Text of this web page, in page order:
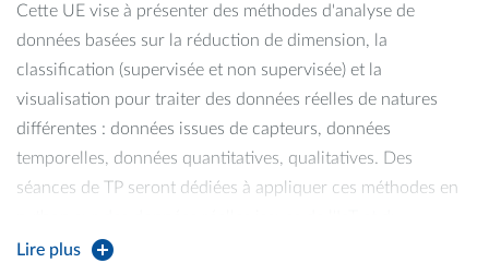
Cette UE vise à présenter des méthodes d'analyse de
données basées sur la réduction de dimension, la
classification (supervisée et non supervisée) et la
visualisation pour traiter des données réelles de natures
différentes : données issues de capteurs, données
temporelles, données quantitatives, qualitatives. Des
séances de TP seront dédiées à appliquer ces méthodes en
multimédia.
Lire plus